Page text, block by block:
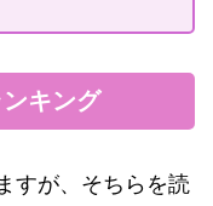
キング
すが、そちらを読